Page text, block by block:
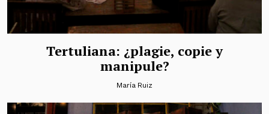
Tertuliana: ¿plagie, copie y
manipule?
María Ruiz